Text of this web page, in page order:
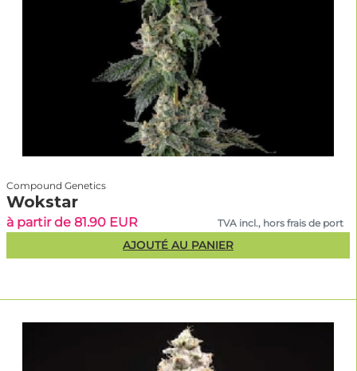
Compound Genetics
Wokstar
à partir de 81.90 EUR TVA incl., hors frais de port
AJOUTÉ AU PANIER